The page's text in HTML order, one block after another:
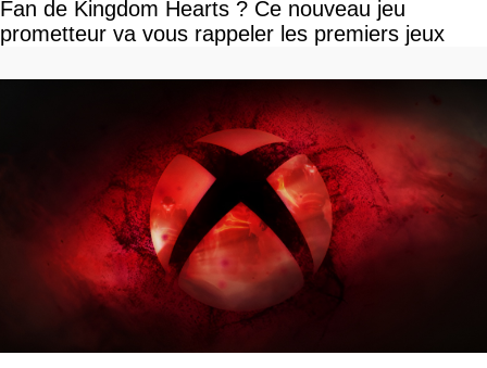
Fan de Kingdom Hearts ? Ce nouveau jeu
prometteur va vous rappeler les premiers jeux